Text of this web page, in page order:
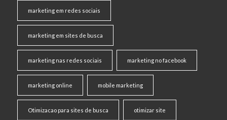
marketing em redes sociais
marketing em sites de busca
marketing nas redes sociais marketing no facebook
marketing online mobile marketing
Otimizacao para sites de busca otimizar site